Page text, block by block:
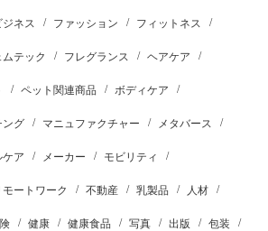
ジネス ファッション フィットネス
ムテック フレグランス ヘアケア
ペット関連商品 ボディケア
ング マニュファクチャー メタバース
ケア メーカー モビリティ
モートワーク 不動産 乳製品 人材
健康 健康食品 写真 出版 包装